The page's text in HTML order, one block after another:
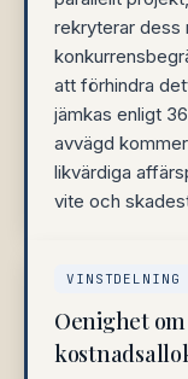
rekryterar dess
att förhindra
jämkas enligt
avvägd
likvärdiga
vite och
Oenighet